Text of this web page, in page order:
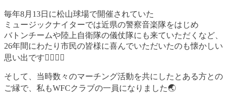
毎年8月13日に松山球場で開催されていた
ミュージックナイターでは近県の警察音楽隊をはじめ
バトンチームや陸上自衛隊の儀仗隊にも来ていただくなど、
26年間にわたり市民の皆様に喜んでいただいたのも懐かしい
思い出です🙋‍♀️🙋‍♂️
そして、当時数々のマーチング活動を共にしたとある方との
ご縁で、私もWFCクラブの一員になりました🌏